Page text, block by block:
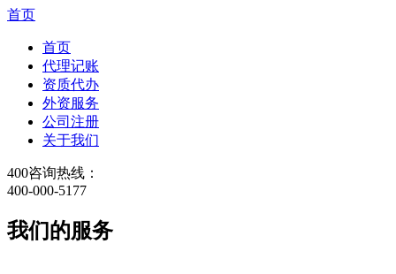
首页
首页
代理记账
资质代办
外资服务
公司注册
关于我们
400咨询热线：
400-000-5177
我们的服务